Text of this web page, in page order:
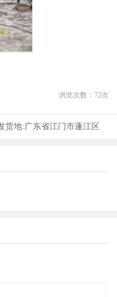
浏览次数： 72次
货地:广东省江门市蓬江区